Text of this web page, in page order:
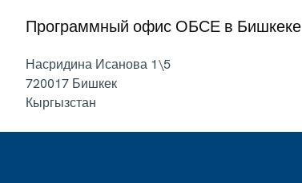
Программный офис ОБСЕ в Бишкеке
Насридина Исанова 1\5
720017 Бишкек
Кыргызстан